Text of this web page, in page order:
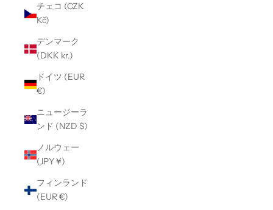
チェコ (CZK
Kč)
デンマーク
(DKK kr.)
ドイツ (EUR
€)
ニュージーラ
ンド (NZD $)
ノルウェー
(JPY ¥)
フィンランド
(EUR €)